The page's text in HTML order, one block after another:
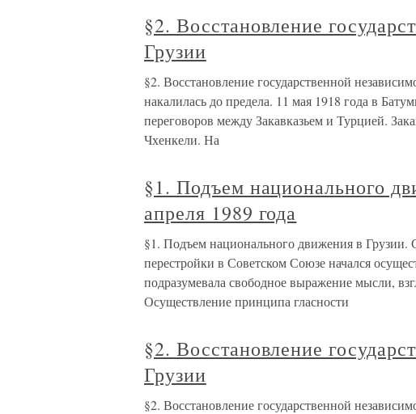
§2. Восстановление
Грузии
§2. Восстановление государственной
накалилась до предела. 11 мая 1918 года в
переговоров между Закавказьем и Турцией.
Чхенкели. На
§1. Подъем национального
апреля 1989 года
§1. Подъем национального движения в Грузии.
перестройки в Советском Союзе начался
подразумевала свободное выражение мысли,
Осуществление принципа гласности
§2. Восстановление
Грузии
§2. Восстановление государственной